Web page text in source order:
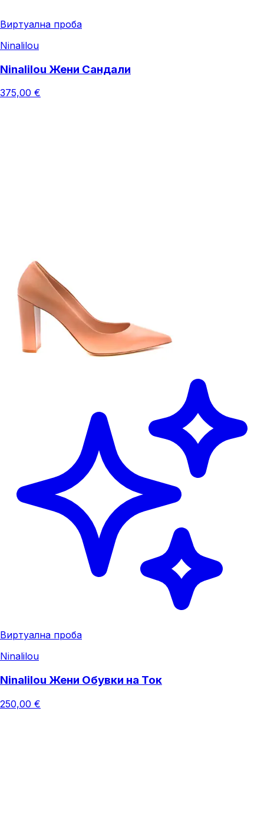
Виртуална проба
Ninalilou
Ninalilou Жени Сандали
375,00 €
Виртуална проба
Ninalilou
Ninalilou Жени Обувки на Ток
250,00 €